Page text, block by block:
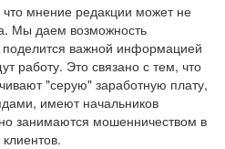
мнение редакции может не
Мы даем возможность
поделится важной информацией
работу. Это связано с тем, что
"серую" заработную плату,
имеют начальников
занимаются мошенничеством в